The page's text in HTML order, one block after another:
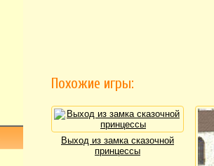
Похожие игры:
Выход из замка сказочной
принцессы